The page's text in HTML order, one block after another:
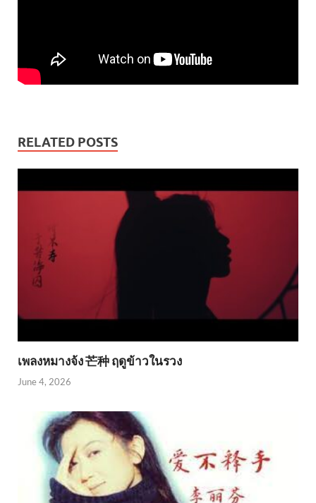
RELATED POSTS
เพลงหมางจ้ง 芒种 ฤดูข้าวในรวง
June 4, 2026